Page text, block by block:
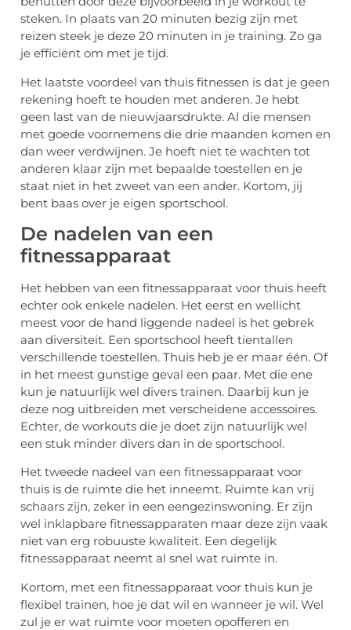
steken. In plaats van 20 minuten bezig zijn met
reizen steek je deze 20 minuten in je training. Zo ga
je efficiënt om met je tijd.
Het laatste voordeel van thuis fitnessen is dat je geen
rekening hoeft te houden met anderen. Je hebt
geen last van de nieuwjaarsdrukte. Al die mensen
met goede voornemens die drie maanden komen en
dan weer verdwijnen. Je hoeft niet te wachten tot
anderen klaar zijn met bepaalde toestellen en je
staat niet in het zweet van een ander. Kortom, jij
bent baas over je eigen sportschool.
De nadelen van een
fitnessapparaat
Het hebben van een fitnessapparaat voor thuis heeft
echter ook enkele nadelen. Het eerst en wellicht
meest voor de hand liggende nadeel is het gebrek
aan diversiteit. Een sportschool heeft tientallen
verschillende toestellen. Thuis heb je er maar één. Of
in het meest gunstige geval een paar. Met die ene
kun je natuurlijk wel divers trainen. Daarbij kun je
deze nog uitbreiden met verscheidene accessoires.
Echter, de workouts die je doet zijn natuurlijk wel
een stuk minder divers dan in de sportschool.
Het tweede nadeel van een fitnessapparaat voor
thuis is de ruimte die het inneemt. Ruimte kan vrij
schaars zijn, zeker in een eengezinswoning. Er zijn
wel inklapbare fitnessapparaten maar deze zijn vaak
niet van erg robuuste kwaliteit. Een degelijk
fitnessapparaat neemt al snel wat ruimte in.
Kortom, met een fitnessapparaat voor thuis kun je
flexibel trainen, hoe je dat wil en wanneer je wil. Wel
zul je er wat ruimte voor moeten opofferen en